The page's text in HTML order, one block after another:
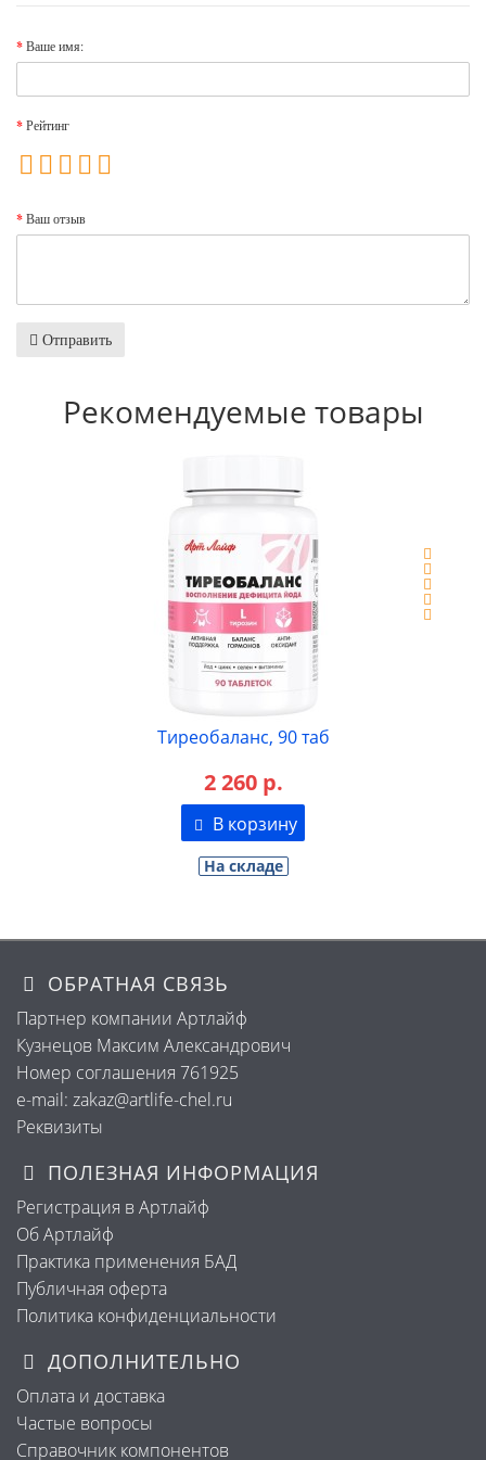
Ваше имя:
Рейтинг
Ваш отзыв
Отправить
Рекомендуемые товары
Тиреобаланс, 90 таб
2 260 р.
В корзину
На складе
ОБРАТНАЯ СВЯЗЬ
Партнер компании Артлайф
Кузнецов Максим Александрович
Номер соглашения 761925
e-mail: zakaz@artlife-chel.ru
Реквизиты
ПОЛЕЗНАЯ ИНФОРМАЦИЯ
Регистрация в Артлайф
Об Артлайф
Практика применения БАД
Публичная оферта
Политика конфиденциальности
ДОПОЛНИТЕЛЬНО
Оплата и доставка
Частые вопросы
Справочник компонентов